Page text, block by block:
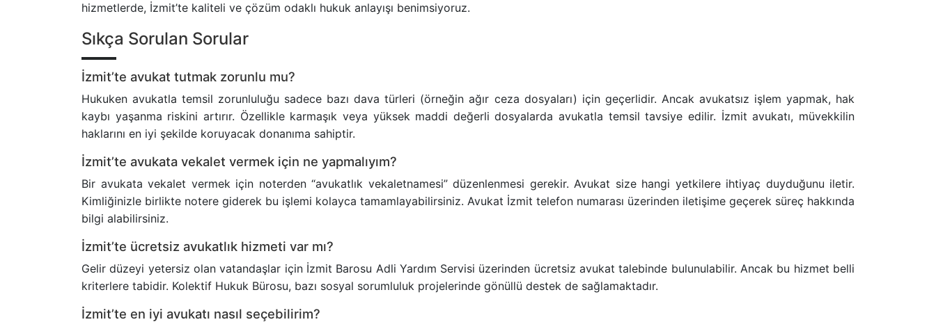
hizmetlerde, İzmit’te kaliteli ve çözüm odaklı hukuk anlayışı benimsiyoruz.
Sıkça Sorulan Sorular
İzmit’te avukat tutmak zorunlu mu?
Hukuken avukatla temsil zorunluluğu sadece bazı dava türleri (örneğin ağır ceza dosyaları) için geçerlidir. Ancak avukatsız işlem yapmak, hak
kaybı yaşanma riskini artırır. Özellikle karmaşık veya yüksek maddi değerli dosyalarda avukatla temsil tavsiye edilir. İzmit avukatı, müvekkilin
haklarını en iyi şekilde koruyacak donanıma sahiptir.
İzmit’te avukata vekalet vermek için ne yapmalıyım?
Bir avukata vekalet vermek için noterden “avukatlık vekaletnamesi” düzenlenmesi gerekir. Avukat size hangi yetkilere ihtiyaç duyduğunu iletir.
Kimliğinizle birlikte notere giderek bu işlemi kolayca tamamlayabilirsiniz. Avukat İzmit telefon numarası üzerinden iletişime geçerek süreç hakkında
bilgi alabilirsiniz.
İzmit’te ücretsiz avukatlık hizmeti var mı?
Gelir düzeyi yetersiz olan vatandaşlar için İzmit Barosu Adli Yardım Servisi üzerinden ücretsiz avukat talebinde bulunulabilir. Ancak bu hizmet belli
kriterlere tabidir. Kolektif Hukuk Bürosu, bazı sosyal sorumluluk projelerinde gönüllü destek de sağlamaktadır.
İzmit’te en iyi avukatı nasıl seçebilirim?